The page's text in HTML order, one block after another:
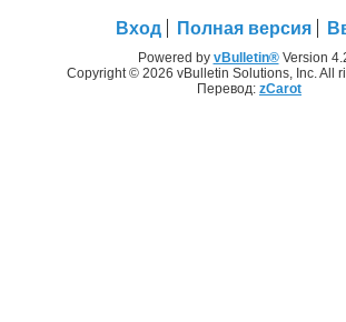
Вход Полная версия
Powered by vBulletin®Version
Copyright © 2026 vBulletin Solutions, Inc. All
Перевод: zCarot